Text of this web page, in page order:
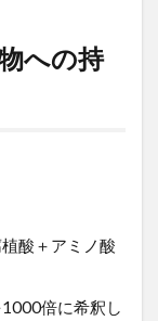
への持
酸＋アミノ酸
倍に希釈し